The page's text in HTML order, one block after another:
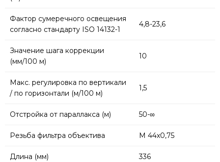
Фактор сумеречного освещения
согласно стандарту ISO 14132-1
4,8-23,6
Значение шага коррекции
(мм/100 м)
10
Макс. регулировка по вертикали
/ по горизонтали (м/100 м)
1,5
Отстройка от параллакса (м) 50-∞
Резьба фильтра объектива M 44x0,75
Длина (мм) 336